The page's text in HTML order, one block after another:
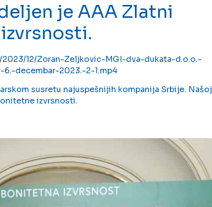
je AAA Zlatni
12/Zoran-Zeljkovic-MGI-dva-dukata-d.o.o.-
decembar-2023.-2-1.mp4
susretu najuspešnijih kompanija Srbije. Našoj
izvrsnosti.